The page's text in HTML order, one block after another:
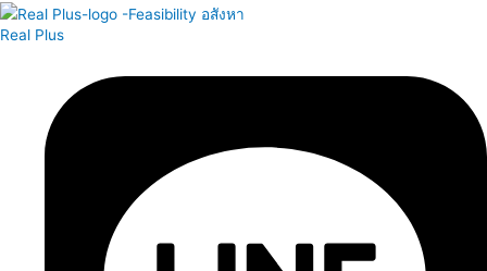
Real Plus